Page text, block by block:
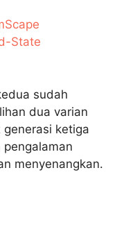
State
sudah
dua varian
generasi ketiga
menyenangkan.